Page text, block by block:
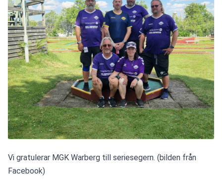
Vi gratulerar MGK Warberg till seriesegern. (bilden från
Facebook)